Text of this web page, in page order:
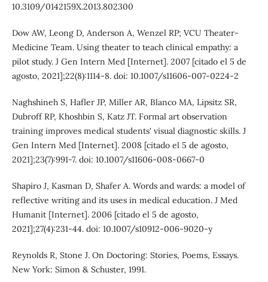
10.3109/0142159X.2013.802300
Dow AW, Leong D, Anderson A, Wenzel RP; VCU Theater-
Medicine Team. Using theater to teach clinical empathy: a
pilot study. J Gen Intern Med [Internet]. 2007 [citado el 5 de
agosto, 2021];22(8):1114-8. doi: 10.1007/s11606-007-0224-2
Naghshineh S, Hafler JP, Miller AR, Blanco MA, Lipsitz SR,
Dubroff RP, Khoshbin S, Katz JT. Formal art observation
training improves medical students' visual diagnostic skills. J
Gen Intern Med [Internet]. 2008 [citado el 5 de agosto,
2021];23(7):991-7. doi: 10.1007/s11606-008-0667-0
Shapiro J, Kasman D, Shafer A. Words and wards: a model of
reflective writing and its uses in medical education. J Med
Humanit [Internet]. 2006 [citado el 5 de agosto,
2021];27(4):231-44. doi: 10.1007/s10912-006-9020-y
Reynolds R, Stone J. On Doctoring: Stories, Poems, Essays.
New York: Simon & Schuster, 1991.